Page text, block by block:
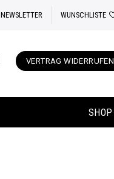
NEWSLETTER WUNSCHLISTE
VERTRAG WIDERRUFEN
SHOP